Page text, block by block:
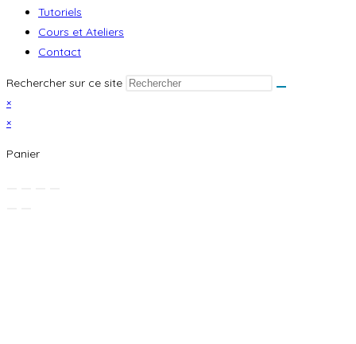
Tutoriels
Cours et Ateliers
Contact
Rechercher sur ce site
×
×
Panier